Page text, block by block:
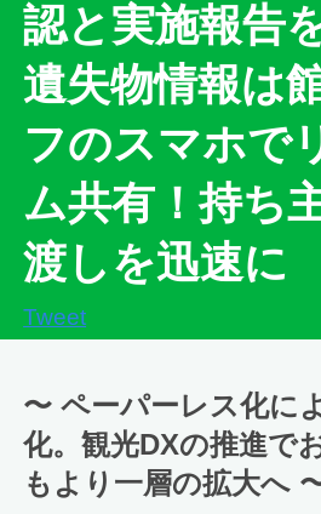
認と実施報告
遺失物情報は
フのスマホで
ム共有！持ち
渡しを迅速に
Tweet
〜 ペーパーレス化に
化。観光DXの推進で
もより一層の拡大へ